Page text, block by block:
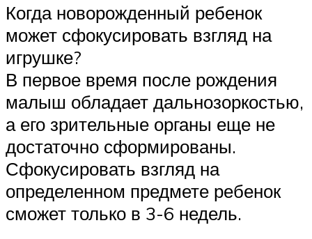
Когда новорожденный ребенок
может сфокусировать взгляд на
игрушке?
В первое время после рождения
малыш обладает дальнозоркостью,
а его зрительные органы еще не
достаточно сформированы.
Сфокусировать взгляд на
определенном предмете ребенок
сможет только в 3-6 недель.